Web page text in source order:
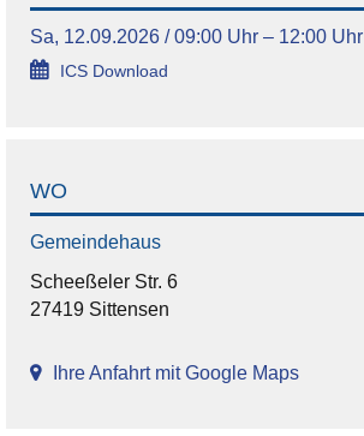
Sa, 12.09.2026 / 09:00 Uhr – 12:00 Uhr
ICS Download
WO
Gemeindehaus
Scheeßeler Str. 6
27419 Sittensen
Ihre Anfahrt mit Google Maps